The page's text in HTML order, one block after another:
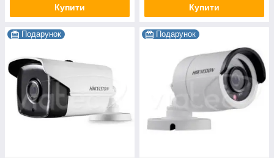
Купити Купити
Подарунок Подарунок